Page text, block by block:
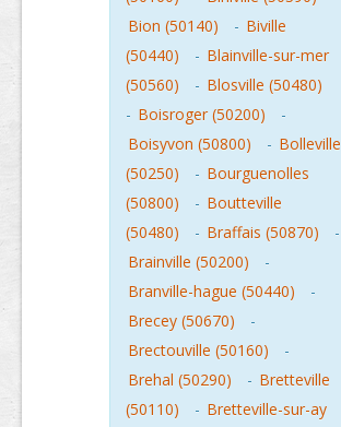
Bion (50140)
- Biville
(50440)
- Blainville-sur-mer
(50560)
- Blosville (50480)
- Boisroger (50200)
-
Boisyvon (50800)
- Bolleville
(50250)
- Bourguenolles
(50800)
- Boutteville
(50480)
- Braffais (50870)
-
Brainville (50200)
-
Branville-hague (50440)
-
Brecey (50670)
-
Brectouville (50160)
-
Brehal (50290)
- Bretteville
(50110)
- Bretteville-sur-ay